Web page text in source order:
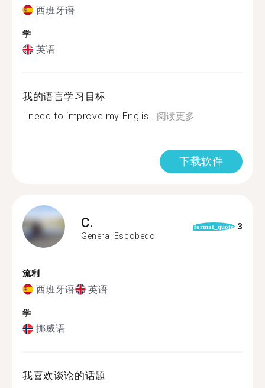
西班牙语
学
英语
我的语言学习目标
I need to improve my Englis...阅读更多
下载软件
C.
General Escobedo
format_quote 3
流利
西班牙语 英语
学
挪威语
我喜欢谈论的话题